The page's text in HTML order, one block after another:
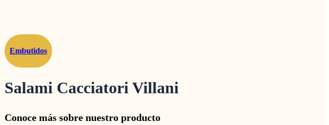
Embutidos
Salami Cacciatori Villani
Conoce más sobre nuestro producto